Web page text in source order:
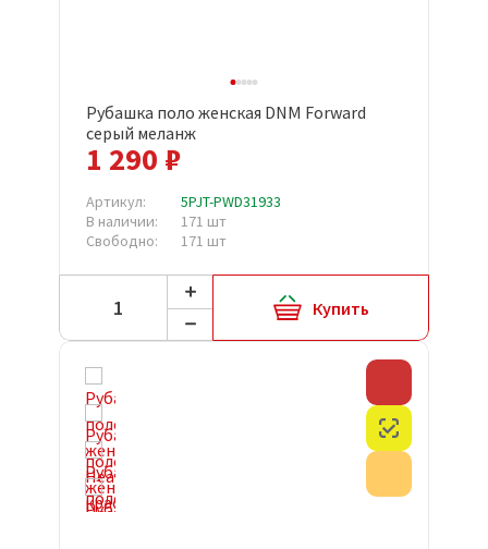
Рубашка поло женская DNM Forward
серый меланж
1 290 ₽
Артикул:
5PJT-PWD31933
В наличии:
171 шт
Свободно:
171 шт
Купить